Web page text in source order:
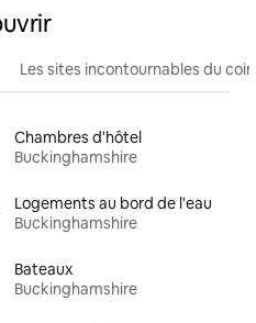
Les sites incontournables du coin
Chambres d'hôtel
Buckinghamshire
Logements au bord de l'eau
Buckinghamshire
Bateaux
Buckinghamshire